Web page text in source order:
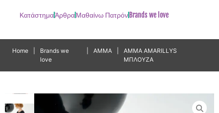
ΚατάστημαΆρθραΜαθαίνω Πατρόν Brands we love
Home
Brands we
love
AMMA
AMMA AMARILLYS
ΜΠΛΟΥΖΑ